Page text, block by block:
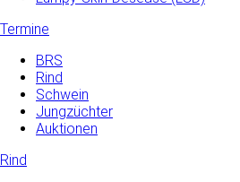
Termine
BRS
Rind
Schwein
Jungzüchter
Auktionen
Rind